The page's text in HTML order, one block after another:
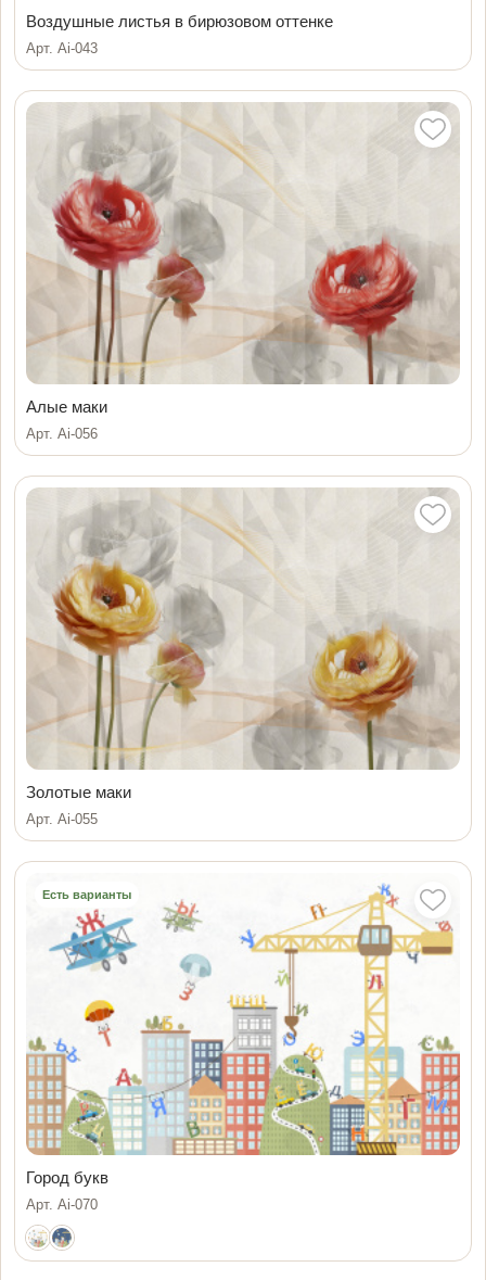
Воздушные листья в бирюзовом оттенке
Арт. Ai-043
Алые маки
Арт. Ai-056
Золотые маки
Арт. Ai-055
Есть варианты
Город букв
Арт. Ai-070